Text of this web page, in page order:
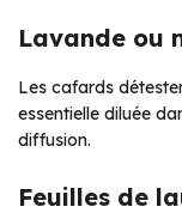
Lavande ou
Les cafards
essentielle diluée
diffusion.
Feuilles de